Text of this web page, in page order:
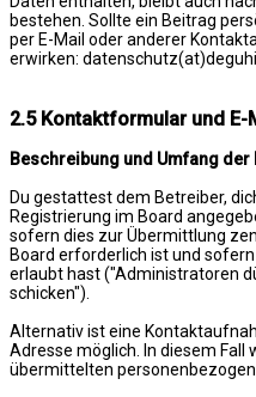
bestehen. Sollte ein Beitrag
per E-Mail oder anderer
erwirken:
2.5 Kontaktformular und E-
Beschreibung und Umfang
Du gestattest dem Betreiber,
Registrierung im Board
sofern dies zur Übermittlung
Board erforderlich ist und
erlaubt hast ("Administratoren
schicken").
Alternativ ist eine
Adresse möglich. In diesem Fall
übermittelten